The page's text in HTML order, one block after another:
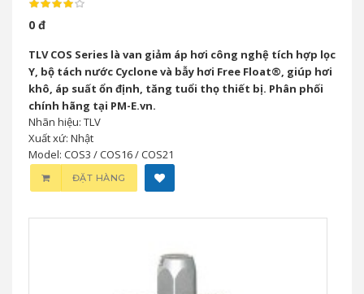
0 đ
TLV COS Series là van giảm áp hơi công nghệ tích hợp lọc
Y, bộ tách nước Cyclone và bẫy hơi Free Float®, giúp hơi
khô, áp suất ổn định, tăng tuổi thọ thiết bị. Phân phối
chính hãng tại PM-E.vn.
Nhãn hiệu: TLV
Xuất xứ: Nhật
Model: COS3 / COS16 / COS21
ĐẶT HÀNG